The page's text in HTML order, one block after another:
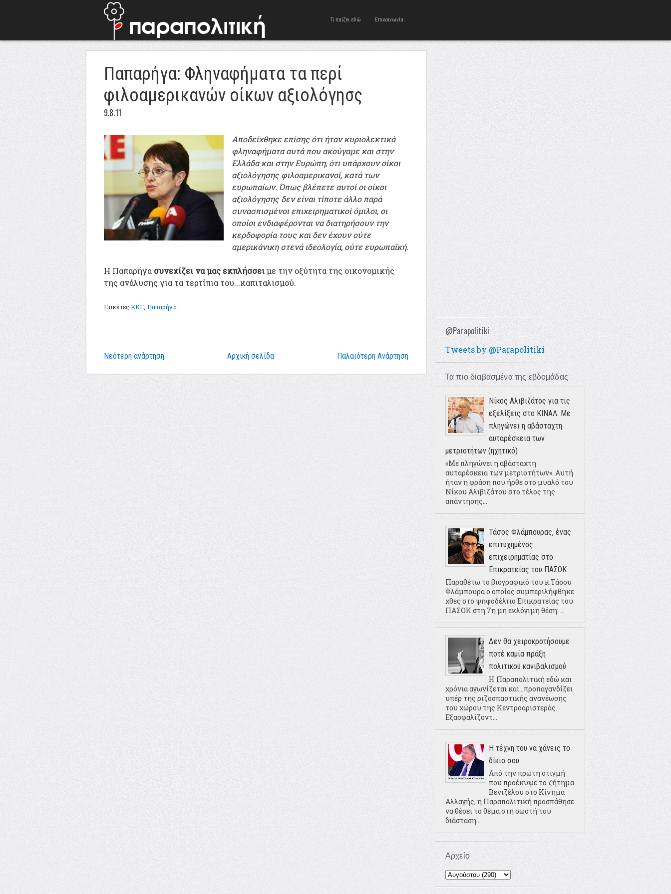
Τι παίζει εδώ Επικοινωνία
Παπαρήγα: Φληναφήματα τα περί
φιλοαμερικανών οίκων αξιολόγησς
9.8.11
Αποδείχθηκε επίσης ότι ήταν κυριολεκτικά
φληναφήματα αυτά που ακούγαμε και στην
Ελλάδα και στην Ευρώπη, ότι υπάρχουν οίκοι
αξιολόγησης φιλοαμερικανοί, κατά των
ευρωπαίων. Όπως βλέπετε αυτοί οι οίκοι
αξιολόγησης δεν είναι τίποτε άλλο παρά
συνασπισμένοι επιχειρηματικοί όμιλοι, οι
οποίοι ενδιαφέρονται να διατηρήσουν την
κερδοφορία τους και δεν έχουν ούτε
αμερικάνικη στενά ιδεολογία, ούτε ευρωπαϊκή.
Η Παπαρήγα συνεχίζει να μας εκπλήσσειμε την οξύτητα της οικονομικής
της ανάλυσης για τα τερτίπια του...καπιταλισμού.
ΕτικέτεςΚΚΕ Παπαρήγα
Νεότερη ανάρτηση Παλαιότερη Ανάρτηση
Αρχική σελίδα
@Parapolitiki
Tweets by @Parapolitiki
Τα πιο διαβασμένα της εβδομάδας
Νίκος Αλιβιζάτος για τις
εξελίξεις στο ΚΙΝΑΛ: Με
πληγώνει η αβάσταχτη
αυταρέσκεια των
μετριοτήτων (ηχητικό)
«Με πληγώνει η αβάσταχτη
αυταρέσκεια των μετριοτήτων». Αυτή
ήταν η φράση που ήρθε στο μυαλό του
Νίκου Αλιβιζάτου στο τέλος της
απάντησης...
Τάσος Φλάμπουρας, ένας
επιτυχημένος
επιχειρηματίας στο
Επικρατείας του ΠΑΣΟΚ
Παραθέτω το βιογραφικό του κ.Τάσου
Φλάμπουρα ο οποίος συμπεριλήφθηκε
χθες στο ψηφοδέλτιο Επικρατείας του
ΠΑΣΟΚ στη 7η μη εκλόγιμη θέση: ...
Δεν θα χειροκροτήσουμε
ποτέ καμία πράξη
πολιτικού κανιβαλισμού
Η Παραπολιτική εδώ και
χρόνια αγωνίζεται και...προπαγανδίζει
υπέρ της ριζοσπαστικής ανανέωσης
του χώρου της Κεντροαριστεράς.
Εξασφαλίζοντ...
Η τέχνη του να χάνεις το
δίκιο σου
Από την πρώτη στιγμή
που προέκυψε το ζήτημα
Βενιζέλου στο Κίνημα
Αλλαγής, η Παραπολιτική προσπάθησε
να θέσει το θέμα στη σωστή του
διάσταση...
Αρχείο